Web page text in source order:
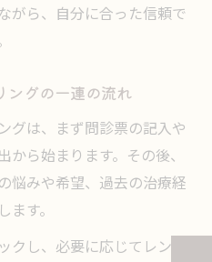
がら、自分に合った信頼で
ングの一連の流れ
グは、まず問診票の記入や
ら始まります。その後、
悩みや希望、過去の治療経
す。
し、必要に応じてレント